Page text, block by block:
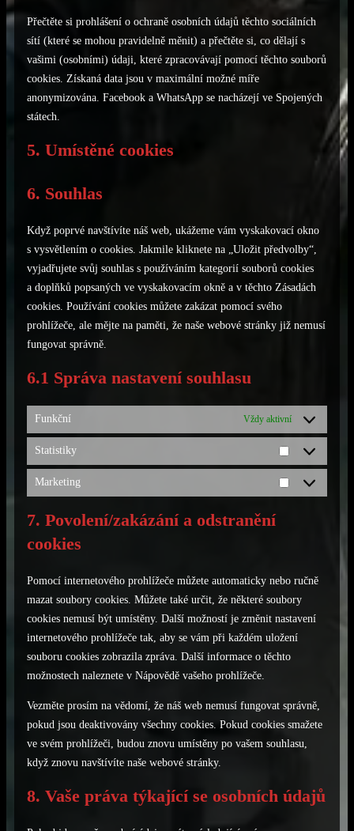
Přečtěte si prohlášení o ochraně osobních údajů těchto sociálních
sítí (které se mohou pravidelně měnit) a přečtěte si, co dělají s
vašimi (osobními) údaji, které zpracovávají pomocí těchto souborů
cookies. Získaná data jsou v maximální možné míře
anonymizována. Facebook a WhatsApp se nacházejí ve Spojených
státech.
5. Umístěné cookies
6. Souhlas
Když poprvé navštívíte náš web, ukážeme vám vyskakovací okno
s vysvětlením o cookies. Jakmile kliknete na „Uložit předvolby“,
vyjadřujete svůj souhlas s používáním kategorií souborů cookies
a doplňků popsaných ve vyskakovacím okně a v těchto Zásadách
cookies. Používání cookies můžete zakázat pomocí svého
prohlížeče, ale mějte na paměti, že naše webové stránky již nemusí
fungovat správně.
6.1 Správa nastavení souhlasu
Funkční Vždy aktivní
Statistiky
Statistiky
Marketing
Marketing
7. Povolení/zakázání a odstranění
cookies
Pomocí internetového prohlížeče můžete automaticky nebo ručně
mazat soubory cookies. Můžete také určit, že některé soubory
cookies nemusí být umístěny. Další možností je změnit nastavení
internetového prohlížeče tak, aby se vám při každém uložení
souboru cookies zobrazila zpráva. Další informace o těchto
možnostech naleznete v Nápovědě vašeho prohlížeče.
Vezměte prosím na vědomí, že náš web nemusí fungovat správně,
pokud jsou deaktivovány všechny cookies. Pokud cookies smažete
ve svém prohlížeči, budou znovu umístěny po vašem souhlasu,
když znovu navštívíte naše webové stránky.
8. Vaše práva týkající se osobních údajů